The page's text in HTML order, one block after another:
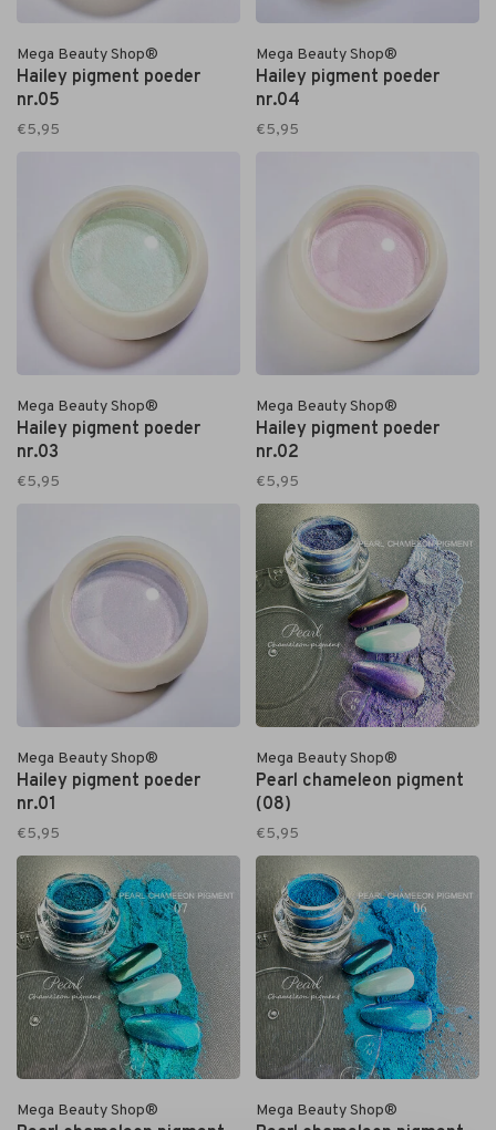
Mega Beauty Shop®
Hailey pigment poeder
nr.05
€5,95
Mega Beauty Shop®
Hailey pigment poeder
nr.04
€5,95
Mega Beauty Shop®
Hailey pigment poeder
nr.03
€5,95
Mega Beauty Shop®
Hailey pigment poeder
nr.02
€5,95
Mega Beauty Shop®
Hailey pigment poeder
nr.01
€5,95
Mega Beauty Shop®
Pearl chameleon pigment
(08)
€5,95
Mega Beauty Shop® Mega Beauty Shop®